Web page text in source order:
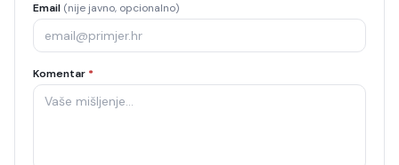
Email (nije javno, opcionalno)
Komentar *